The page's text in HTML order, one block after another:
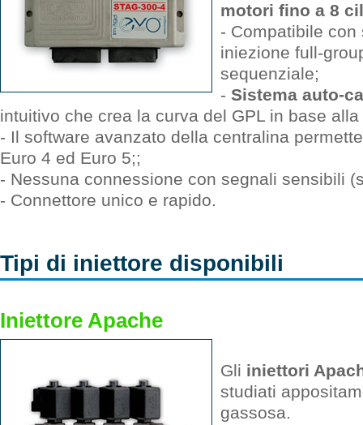
motori fino a 8
- Compatibile
iniezione full-
sequenziale;
- Sistema auto-
intuitivo che crea la curva del GPL in base
- Il software avanzato della centralina
Euro 4 ed Euro 5;;
- Nessuna connessione con segnali sensibili
- Connettore unico e rapido.
Tipi di iniettore disponibili
Iniettore Apache
Gli iniettori
studiati
gassosa.